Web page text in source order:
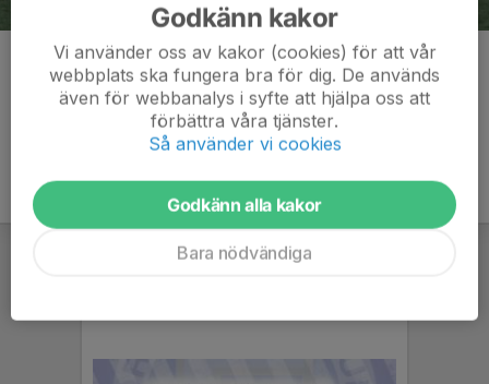
Kommentarer
Godkänn kakor
Vi använder oss av kakor (cookies) för att vår
webbplats ska fungera bra för dig. De används
även för webbanalys i syfte att hjälpa oss att
förbättra våra tjänster.
Så använder vi cookies
Godkänn alla kakor
Bara nödvändiga